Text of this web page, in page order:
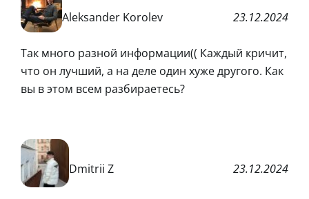
Aleksander Korolev 23.12.2024
Так много разной информации(( Каждый кричит,
что он лучший, а на деле один хуже другого. Как
вы в этом всем разбираетесь?
Dmitrii Z 23.12.2024